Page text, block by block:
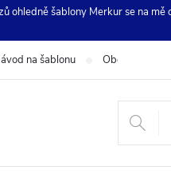
ohledně šablony Merkur se na mě
na šablonu Obchodní